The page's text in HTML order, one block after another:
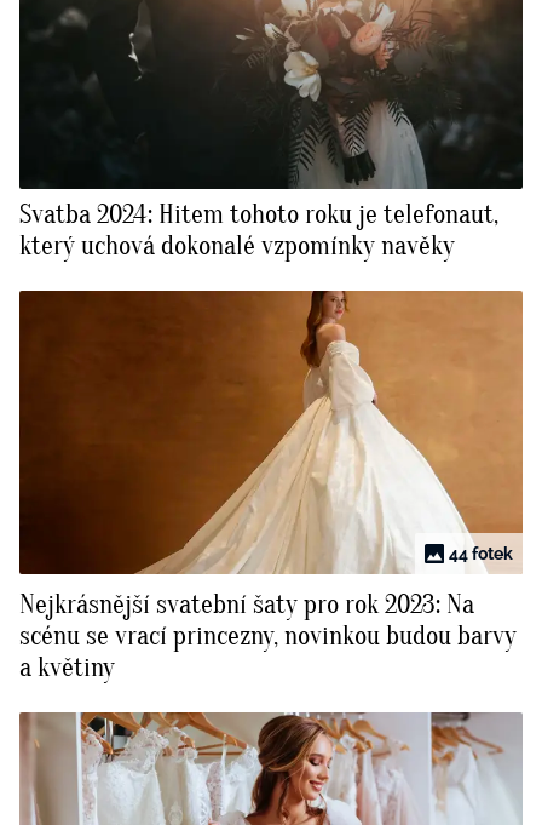
Svatba 2024: Hitem tohoto roku je telefonaut,
který uchová dokonalé vzpomínky navěky
44 fotek
Nejkrásnější svatební šaty pro rok 2023: Na
scénu se vrací princezny, novinkou budou barvy
a květiny